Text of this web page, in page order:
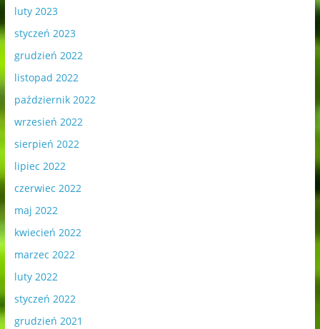
luty 2023
styczeń 2023
grudzień 2022
listopad 2022
październik 2022
wrzesień 2022
sierpień 2022
lipiec 2022
czerwiec 2022
maj 2022
kwiecień 2022
marzec 2022
luty 2022
styczeń 2022
grudzień 2021